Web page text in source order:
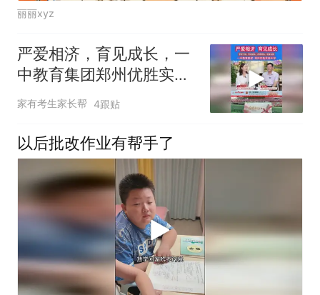
丽丽xyz
严爱相济，育见成长，一
中教育集团郑州优胜实验
中学
家有考生家长帮 4跟贴
以后批改作业有帮手了